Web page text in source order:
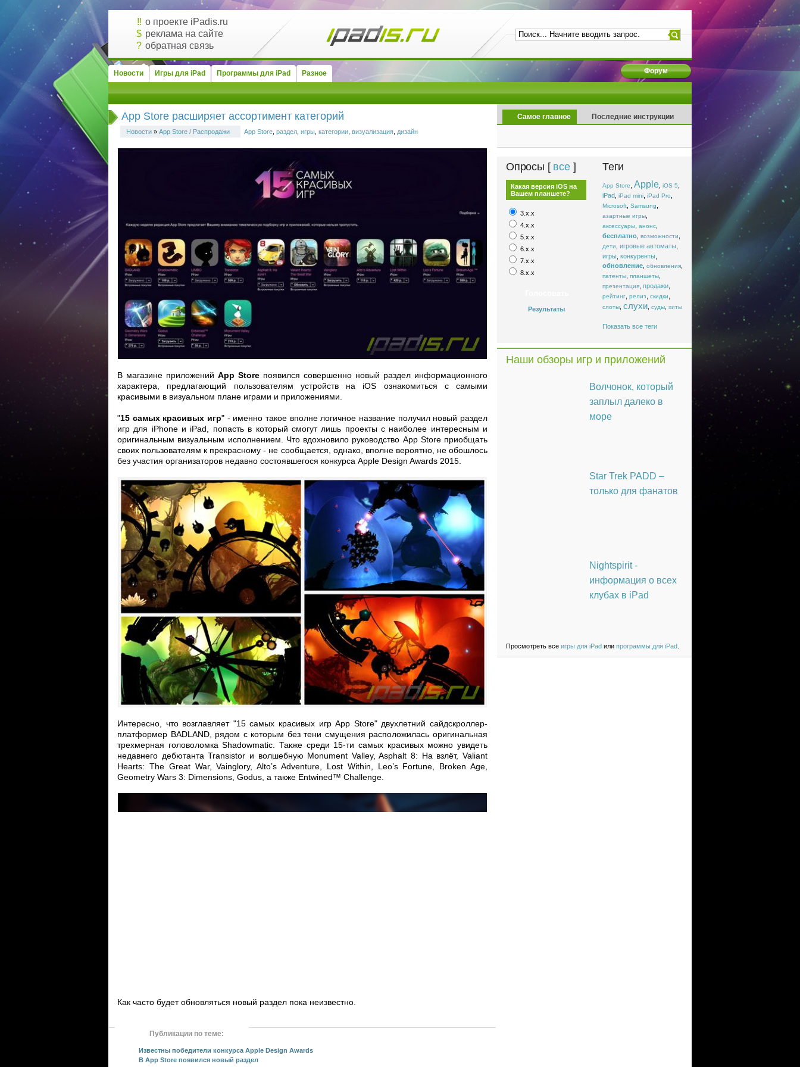
!! о проекте iPadis.ru
$ реклама на сайте
? обратная связь
Форум
Новости Игры для iPad Программы для iPad Разное
App Store расширяет ассортимент категорий
Новости » App Store / Распродажи App Store раздел игры категории визуализация дизайн
В магазине приложений App Store появился совершенно новый раздел информационного
характера, предлагающий пользователям устройств на iOS ознакомиться с самыми
красивыми в визуальном плане играми и приложениями.
"15 самых красивых игр" - именно такое вполне логичное название получил новый раздел
игр для iPhone и iPad, попасть в который смогут лишь проекты с наиболее интересным и
оригинальным визуальным исполнением. Что вдохновило руководство App Store приобщать
своих пользователям к прекрасному - не сообщается, однако, вполне вероятно, не обошлось
без участия организаторов недавно состоявшегося конкурса Apple Design Awards 2015.
Интересно, что возглавляет "15 самых красивых игр App Store" двухлетний сайдскроллер-
платформер BADLAND, рядом с которым без тени смущения расположилась оригинальная
трехмерная головоломка Shadowmatic. Также среди 15-ти самых красивых можно увидеть
недавнего дебютанта Transistor и волшебную Monument Valley, Asphalt 8: На взлёт, Valiant
Hearts: The Great War, Vainglory, Alto’s Adventure, Lost Within, Leo’s Fortune, Broken Age,
Geometry Wars 3: Dimensions, Godus, а также Entwined™ Challenge.
Как часто будет обновляться новый раздел пока неизвестно.
Публикации по теме:
Известны победители конкурса Apple Design Awards
В App Store появился новый раздел
Самое главное Последние инструкции
Опросы [ все]
Какая версия iOS на
Вашем планшете?
3.x.x
4.x.x
5.x.x
6.x.x
7.x.x
8.x.x
Результаты
Теги
App Store Apple iOS 5
iPad iPad mini iPad Pro
Microsoft Samsung
азартные игры
аксессуары анонс
бесплатно возможности
дети игровые автоматы
игры конкуренты
обновление обновления
патенты планшеты
презентация продажи
рейтинг релиз скидки
слоты слухи суды хиты
Показать все теги
Наши обзоры игр и приложений
Волчонок, который
заплыл далеко в
море
Star Trek PADD –
только для фанатов
Nightspirit -
информация о всех
клубах в iPad
Просмотреть все игры для iPad или программы для iPad